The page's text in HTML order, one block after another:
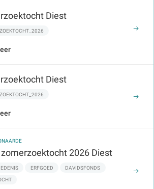
Diest
Diest
zomerzoektocht 2026 Diest
ERFGOED DAVIDSFONDS